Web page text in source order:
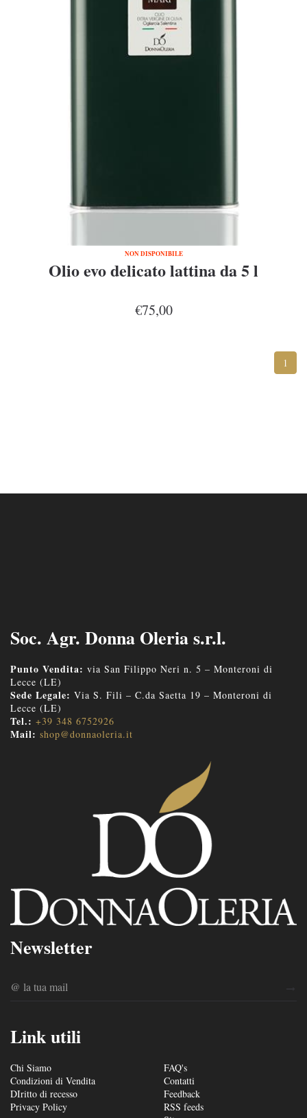
NON DISPONIBILE
Olio evo delicato lattina da 5 l
€75,00
1
Soc. Agr. Donna Oleria s.r.l.
Punto Vendita: via San Filippo Neri n. 5 – Monteroni di
Lecce (LE)
Sede Legale: Via S. Fili – C.da Saetta 19 – Monteroni di
Lecce (LE)
Tel.: +39 348 6752926
Mail: shop@donnaoleria.it
Newsletter
Link utili
Chi Siamo
Condizioni di Vendita
DIritto di recesso
Privacy Policy
FAQ's
Contatti
Feedback
RSS feeds